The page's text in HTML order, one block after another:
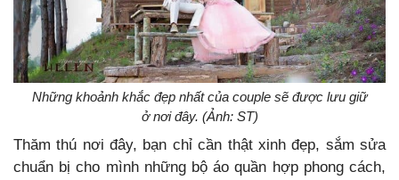
Những khoảnh khắc đẹp nhất của couple sẽ được lưu giữ
ở nơi đây. (Ảnh: ST)
Thăm thú nơi đây, bạn chỉ cần thật xinh đẹp, sắm sửa
chuẩn bị cho mình những bộ áo quần hợp phong cách,